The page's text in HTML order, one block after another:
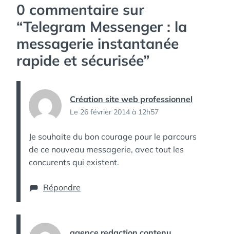
0 commentaire sur
“Telegram Messenger : la
messagerie instantanée
rapide et sécurisée”
Création site web professionnel
Le 26 février 2014 à 12h57
Je souhaite du bon courage pour le parcours
de ce nouveau messagerie, avec tout les
concurents qui existent.
Répondre